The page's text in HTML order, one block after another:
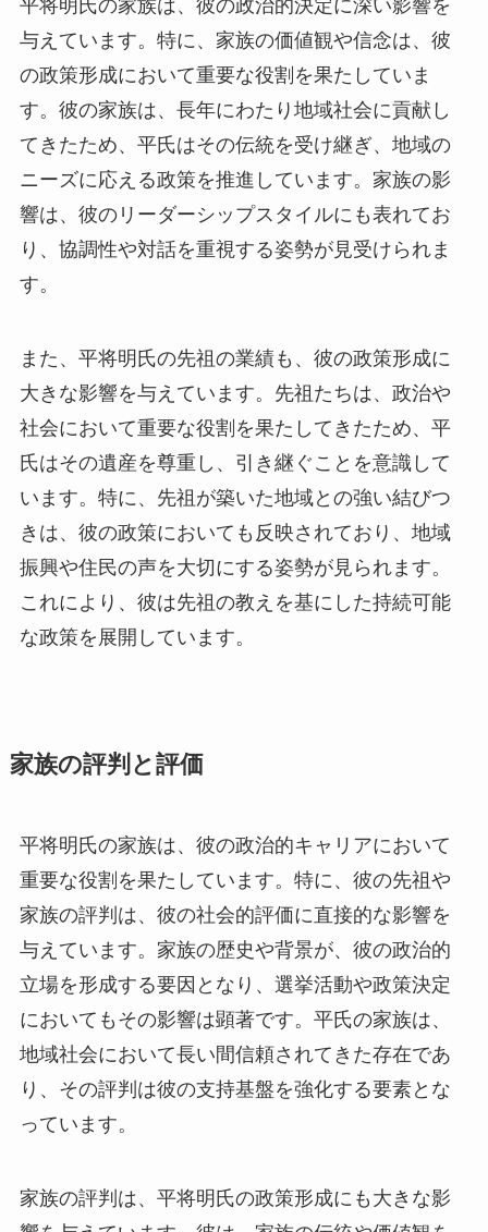
平将明氏の家族は、彼の政治的決定に深い影響を
与えています。特に、家族の価値観や信念は、彼
の政策形成において重要な役割を果たしていま
す。彼の家族は、長年にわたり地域社会に貢献し
てきたため、平氏はその伝統を受け継ぎ、地域の
ニーズに応える政策を推進しています。家族の影
響は、彼のリーダーシップスタイルにも表れてお
り、協調性や対話を重視する姿勢が見受けられま
す。
また、平将明氏の先祖の業績も、彼の政策形成に
大きな影響を与えています。先祖たちは、政治や
社会において重要な役割を果たしてきたため、平
氏はその遺産を尊重し、引き継ぐことを意識して
います。特に、先祖が築いた地域との強い結びつ
きは、彼の政策においても反映されており、地域
振興や住民の声を大切にする姿勢が見られます。
これにより、彼は先祖の教えを基にした持続可能
な政策を展開しています。
家族の評判と評価
平将明氏の家族は、彼の政治的キャリアにおいて
重要な役割を果たしています。特に、彼の先祖や
家族の評判は、彼の社会的評価に直接的な影響を
与えています。家族の歴史や背景が、彼の政治的
立場を形成する要因となり、選挙活動や政策決定
においてもその影響は顕著です。平氏の家族は、
地域社会において長い間信頼されてきた存在であ
り、その評判は彼の支持基盤を強化する要素とな
っています。
家族の評判は、平将明氏の政策形成にも大きな影